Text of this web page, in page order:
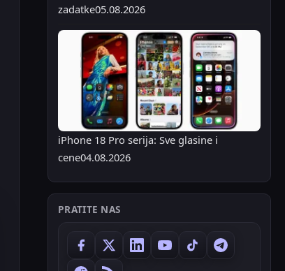
zadatke05.08.2026
iPhone 18 Pro serija: Sve glasine i
cene04.08.2026
PRATITE NAS